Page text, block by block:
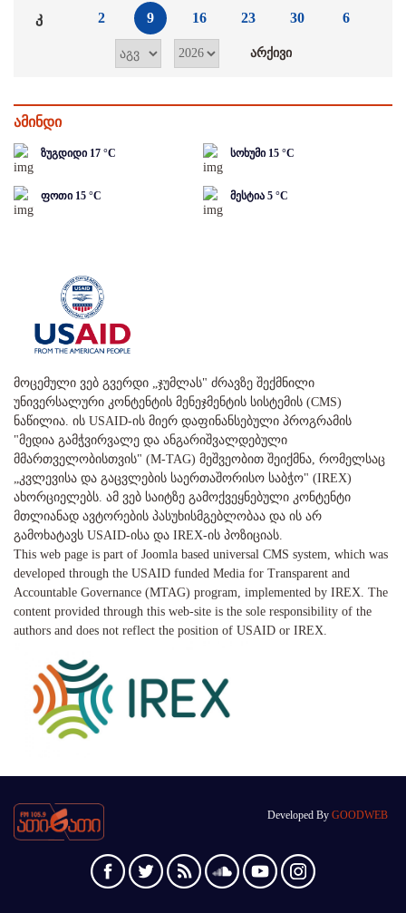
კ 2 9 16 23 30 6
ამინდი
ზუგდიდი 17 °C სოხუმი 15 °C
ფოთი 15 °C მესტია 5 °C
მოცემული ვებ გვერდი „ჯუმლას" ძრავზე შექმნილი
უნივერსალური კონტენტის მენეჯმენტის სისტემის (CMS)
ნაწილია. ის USAID-ის მიერ დაფინანსებული პროგრამის
"მედია გამჭვირვალე და ანგარიშვალდებული
მმართველობისთვის" (M-TAG) მეშვეობით შეიქმნა, რომელსაც
„კვლევისა და გაცვლების საერთაშორისო საბჭო" (IREX)
ახორციელებს. ამ ვებ საიტზე გამოქვეყნებული კონტენტი
მთლიანად ავტორების პასუხისმგებლობაა და ის არ
გამოხატავს USAID-ისა და IREX-ის პოზიციას.
This web page is part of Joomla based universal CMS system, which was
developed through the USAID funded Media for Transparent and
Accountable Governance (MTAG) program, implemented by IREX. The
content provided through this web-site is the sole responsibility of the
authors and does not reflect the position of USAID or IREX.
Developed By GOODWEB